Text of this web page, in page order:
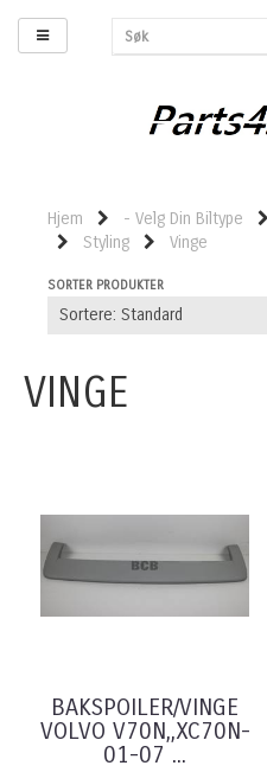
Hjem - Velg Din Biltype
Styling
Vinge
SORTER PRODUKTER
VINGE
BAKSPOILER/VINGE
VOLVO V70N,,XC70N-
01-07 ...